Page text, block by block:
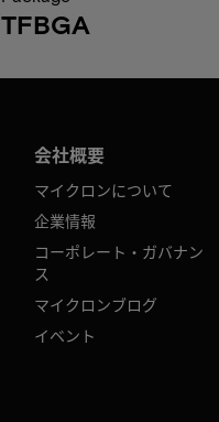
TFBGA
会社概要
マイクロンについて
企業情報
コーポレート・ガバナン
ス
マイクロンブログ
イベント